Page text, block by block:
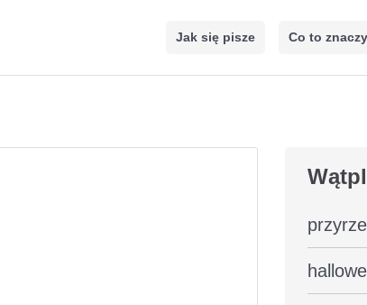
Jak się pisze Co to znaczy